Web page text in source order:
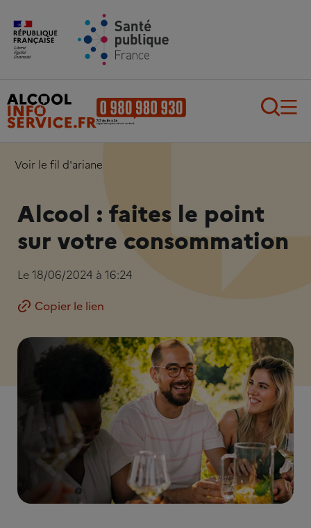
Aller au contenu principal
Voir le fil d'ariane
Alcool : faites le point
sur votre consommation
Le 18/06/2024 à 16:24
Copier le lien